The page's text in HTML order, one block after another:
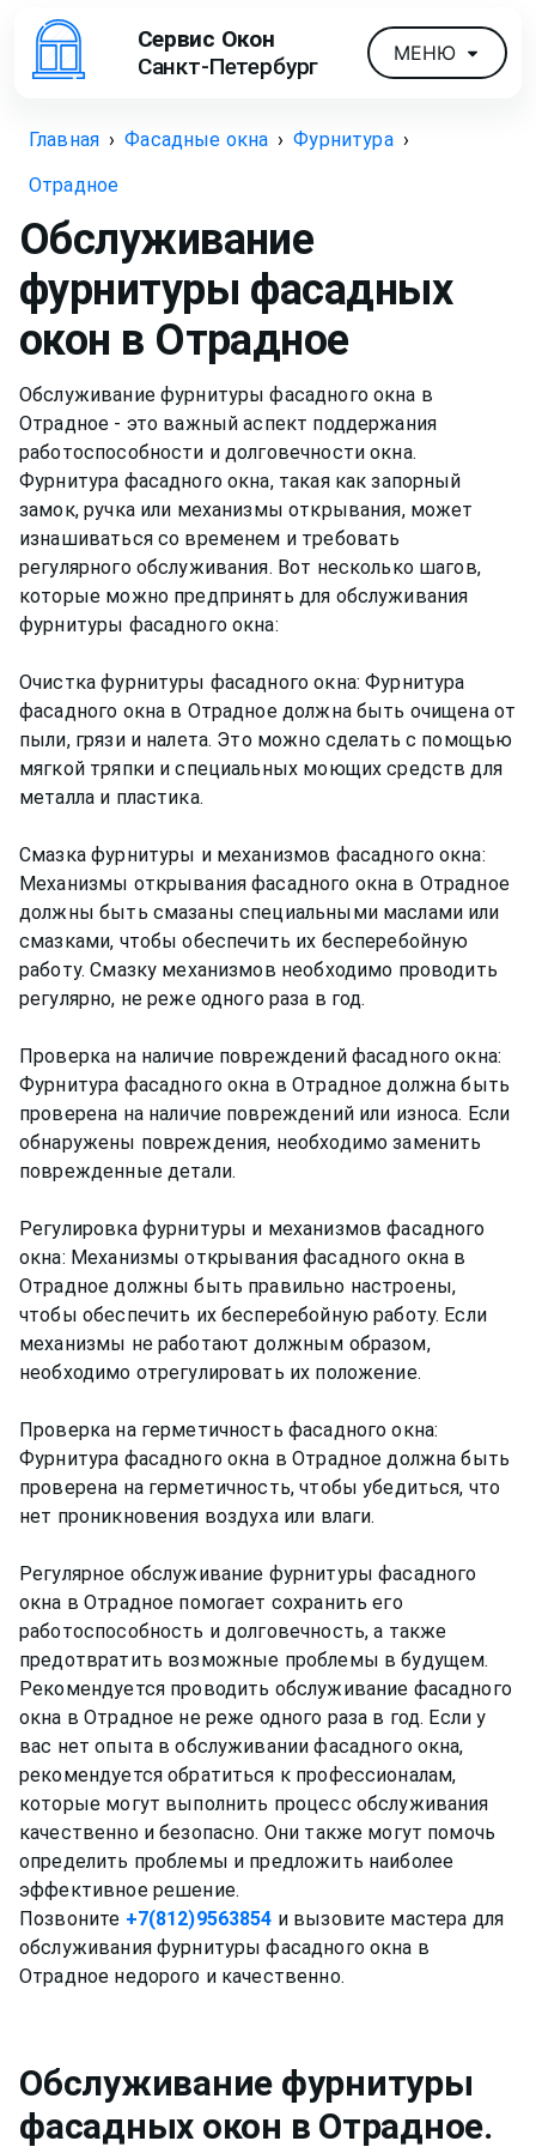
Сервис Окон
Санкт-Петербург
МЕНЮ
Главная › Фасадные окна › Фурнитура ›
Отрадное
Обслуживание
фурнитуры фасадных
окон в Отрадное
Обслуживание фурнитуры фасадного окна в
Отрадное - это важный аспект поддержания
работоспособности и долговечности окна.
Фурнитура фасадного окна, такая как запорный
замок, ручка или механизмы открывания, может
изнашиваться со временем и требовать
регулярного обслуживания. Вот несколько шагов,
которые можно предпринять для обслуживания
фурнитуры фасадного окна:
Очистка фурнитуры фасадного окна: Фурнитура
фасадного окна в Отрадное должна быть очищена от
пыли, грязи и налета. Это можно сделать с помощью
мягкой тряпки и специальных моющих средств для
металла и пластика.
Смазка фурнитуры и механизмов фасадного окна:
Механизмы открывания фасадного окна в Отрадное
должны быть смазаны специальными маслами или
смазками, чтобы обеспечить их бесперебойную
работу. Смазку механизмов необходимо проводить
регулярно, не реже одного раза в год.
Проверка на наличие повреждений фасадного окна:
Фурнитура фасадного окна в Отрадное должна быть
проверена на наличие повреждений или износа. Если
обнаружены повреждения, необходимо заменить
поврежденные детали.
Регулировка фурнитуры и механизмов фасадного
окна: Механизмы открывания фасадного окна в
Отрадное должны быть правильно настроены,
чтобы обеспечить их бесперебойную работу. Если
механизмы не работают должным образом,
необходимо отрегулировать их положение.
Проверка на герметичность фасадного окна:
Фурнитура фасадного окна в Отрадное должна быть
проверена на герметичность, чтобы убедиться, что
нет проникновения воздуха или влаги.
Регулярное обслуживание фурнитуры фасадного
окна в Отрадное помогает сохранить его
работоспособность и долговечность, а также
предотвратить возможные проблемы в будущем.
Рекомендуется проводить обслуживание фасадного
окна в Отрадное не реже одного раза в год. Если у
вас нет опыта в обслуживании фасадного окна,
рекомендуется обратиться к профессионалам,
которые могут выполнить процесс обслуживания
качественно и безопасно. Они также могут помочь
определить проблемы и предложить наиболее
эффективное решение.
Позвоните +7(812)9563854 и вызовите мастера для
обслуживания фурнитуры фасадного окна в
Обслуживание фурнитуры
фасадных окон в Отрадное.